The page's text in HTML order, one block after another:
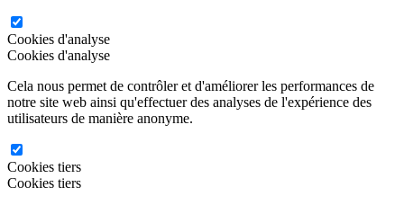
Cookies d'analyse
Cookies d'analyse
Cela nous permet de contrôler et d'améliorer les performances de
notre site web ainsi qu'effectuer des analyses de l'expérience des
utilisateurs de manière anonyme.
Cookies tiers
Cookies tiers